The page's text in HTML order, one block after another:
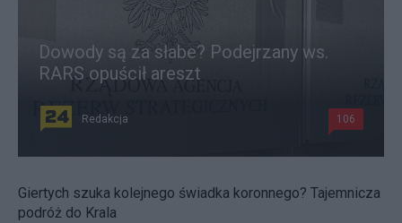
Dowody są za słabe? Podejrzany ws.
RARS opuścił areszt
Redakcja 106
Giertych szuka kolejnego świadka koronnego? Tajemnicza
podróż do Krala